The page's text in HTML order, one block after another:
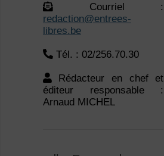
Courriel :
redaction@entrees-
libres.be
Tél. : 02/256.70.30
Rédacteur en chef et
éditeur responsable :
Arnaud MICHEL